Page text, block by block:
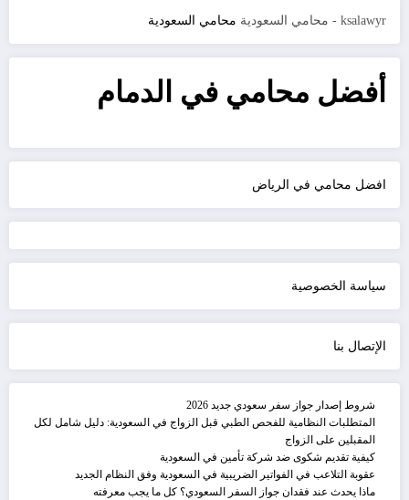
ksalawyr - محامي السعودية محامي السعودية
أفضل محامي في الدمام
افضل محامي في الرياض
سياسة الخصوصية
الإتصال بنا
شروط إصدار جواز سفر سعودي جديد 2026
المتطلبات النظامية للفحص الطبي قبل الزواج في السعودية: دليل شامل لكل
المقبلين على الزواج
كيفية تقديم شكوى ضد شركة تأمين في السعودية
عقوبة التلاعب في الفواتير الضريبية في السعودية وفق النظام الجديد
ماذا يحدث عند فقدان جواز السفر السعودي؟ كل ما يجب معرفته